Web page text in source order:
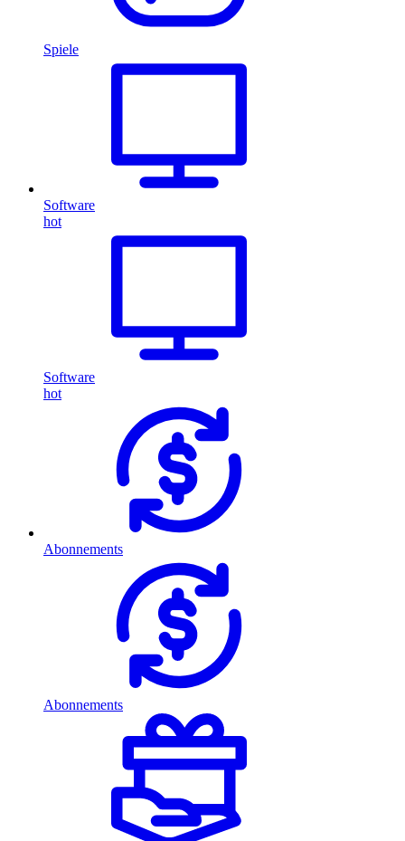
Spiele
Software
hot
Software
hot
Abonnements
Abonnements